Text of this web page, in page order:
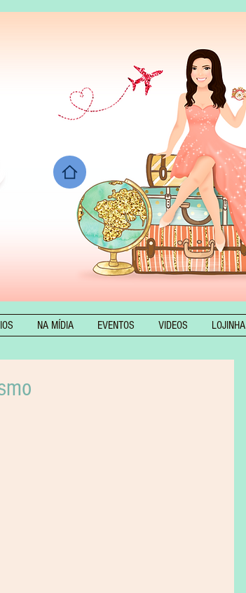
NA MÍDIA EVENTOS VIDEOS LOJINHA